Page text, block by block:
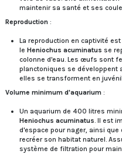
maintenir sa santé et ses
Reproduction :
La reproduction en captivité
le Heniochus acuminatus se
colonne d'eau. Les œufs sont
planctoniques se développent
elles se transforment en
Volume minimum d'aquarium :
Un aquarium de 400 litres
Heniochus acuminatus. Il est
d'espace pour nager, ainsi
recréer son habitat naturel.
système de filtration pour